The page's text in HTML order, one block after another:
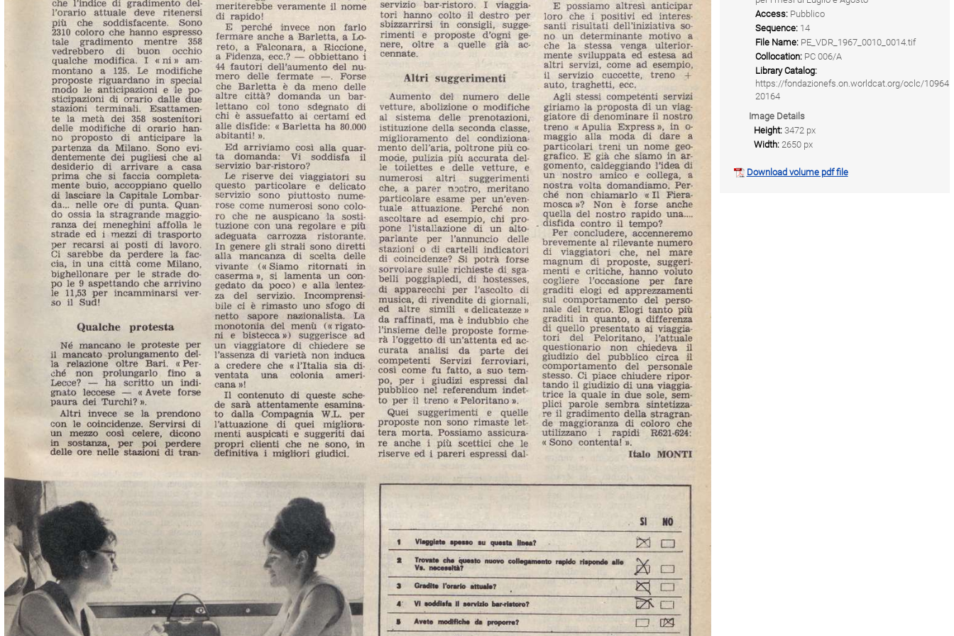
Access: Pubblico
Sequence: 14
File Name: PE_VDR_1967_0010_0014.tif
Collocation: PC 006/A
Library Catalog:
https://fondazionefs.on.worldcat.org/oclc/10964
20164
Image Details
Height: 3472 px
Width: 2650 px
Download volume pdf file